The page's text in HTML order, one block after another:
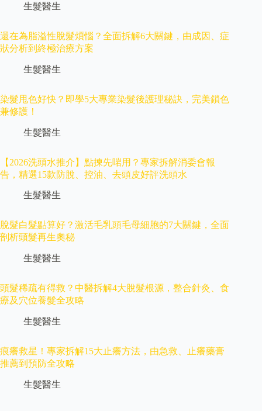
生髮醫生
還在為脂溢性脫髮煩惱？全面拆解6大關鍵，由成因、症
狀分析到終極治療方案
生髮醫生
染髮甩色好快？即學5大專業染髮後護理秘訣，完美鎖色
兼修護！
生髮醫生
【2026洗頭水推介】點揀先啱用？專家拆解消委會報
告，精選15款防脫、控油、去頭皮好評洗頭水
生髮醫生
脫髮白髮點算好？激活毛乳頭毛母細胞的7大關鍵，全面
剖析頭髮再生奧秘
生髮醫生
頭髮稀疏有得救？中醫拆解4大脫髮根源，整合針灸、食
療及穴位養髮全攻略
生髮醫生
痕癢救星！專家拆解15大止癢方法，由急救、止癢藥膏
推薦到預防全攻略
生髮醫生